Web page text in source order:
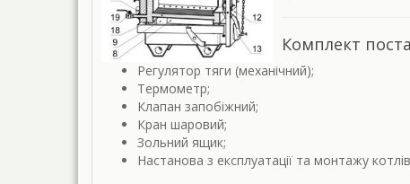
Комплект
Регулятор тяги (механічний);
Термометр;
Клапан запобіжний;
Кран шаровий;
Зольний ящик;
Настанова з експлуатації та монтажу